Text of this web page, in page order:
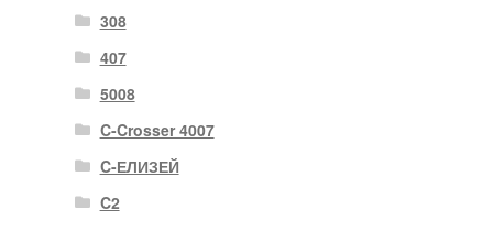
308
407
5008
C-Crosser 4007
C-ЕЛИЗЕЙ
C2